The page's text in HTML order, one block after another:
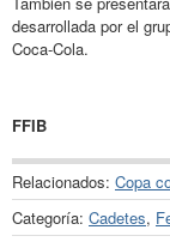
desarrollada por el
Coca-Cola.
FFIB
Relacionados: Copa
Categoría: Cadetes,